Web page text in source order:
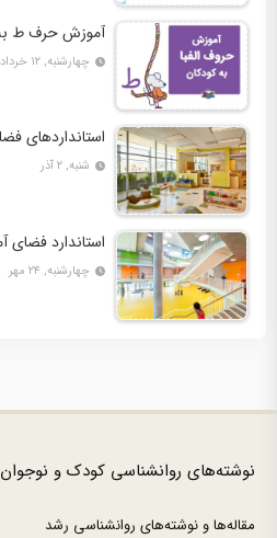
آموزش حرف ط
چهارشنبه, ۱۲ خرداد
استانداردهای
شنبه, ۲ آذر
استاندارد فضای
چهارشنبه, ۲۴ مهر
نوشته‌های روانشناسی کودک و نوجوان
مقاله‌ها و نوشته‌های روانشناسی رشد